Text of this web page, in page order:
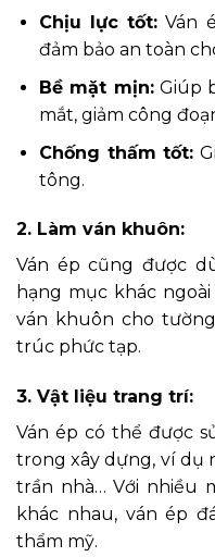
Chịu lực tốt: Ván
đảm bảo an toàn
Bề mặt mịn:Giúp
mắt, giảm công
Chống thấm tốt:
tông.
2. Làm ván khuôn:
Ván ép cũng được
hạng mục khác
ván khuôn cho
trúc phức tạp.
3. Vật liệu trang trí:
Ván ép có thể được
trong xây dựng, ví dụ
trần nhà… Với nhiều
khác nhau, ván ép
thẩm mỹ.